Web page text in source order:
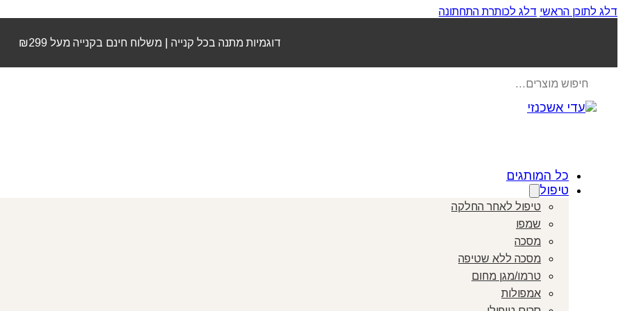
דלג לתוכן הראשי דלג לכותרת התחתונה
דוגמיות מתנה בכל קנייה | משלוח חינם בקנייה מעל ₪299
search
כל המותגים
טיפול
טיפול לאחר החלקה
שמפו
מסכה
מסכה ללא שטיפה
טרמו/מגן מחום
אמפולות